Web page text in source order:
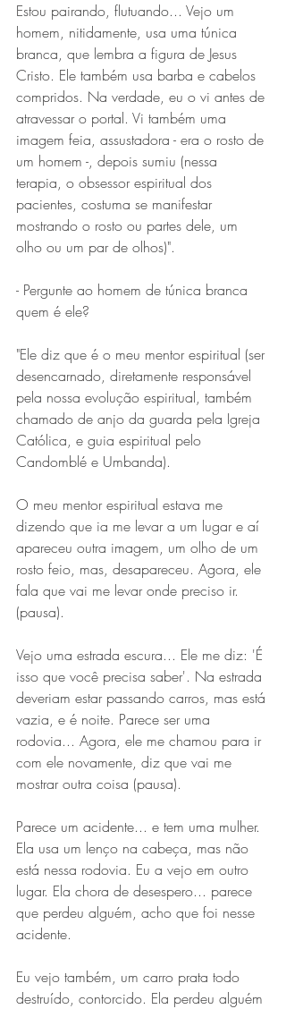
Estou pairando, flutuando... Vejo um
homem, nitidamente, usa uma túnica
branca, que lembra a figura de Jesus
Cristo. Ele também usa barba e cabelos
compridos. Na verdade, eu o vi antes de
atravessar o portal. Vi também uma
imagem feia, assustadora - era o rosto de
um homem -, depois sumiu (nessa
terapia, o obsessor espiritual dos
pacientes, costuma se manifestar
mostrando o rosto ou partes dele, um
olho ou um par de olhos)".
- Pergunte ao homem de túnica branca
quem é ele?
"Ele diz que é o meu mentor espiritual (ser
desencarnado, diretamente responsável
pela nossa evolução espiritual, também
chamado de anjo da guarda pela Igreja
Católica, e guia espiritual pelo
Candomblé e Umbanda).
O meu mentor espiritual estava me
dizendo que ia me levar a um lugar e aí
apareceu outra imagem, um olho de um
rosto feio, mas, desapareceu. Agora, ele
fala que vai me levar onde preciso ir.
(pausa).
Vejo uma estrada escura... Ele me diz: 'É
isso que você precisa saber'. Na estrada
deveriam estar passando carros, mas está
vazia, e é noite. Parece ser uma
rodovia... Agora, ele me chamou para ir
com ele novamente, diz que vai me
mostrar outra coisa (pausa).
Parece um acidente... e tem uma mulher.
Ela usa um lenço na cabeça, mas não
está nessa rodovia. Eu a vejo em outro
lugar. Ela chora de desespero... parece
que perdeu alguém, acho que foi nesse
acidente.
Eu vejo também, um carro prata todo
destruído, contorcido. Ela perdeu alguém